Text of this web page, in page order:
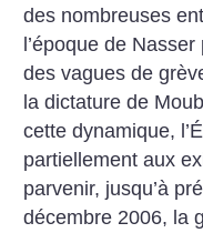
des nombreuses
l’époque de
des vagues de
la dictature de
cette dynamique,
partiellement aux
parvenir, jusqu’à
décembre 2006, la